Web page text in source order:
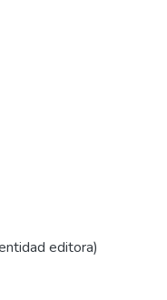
editora)